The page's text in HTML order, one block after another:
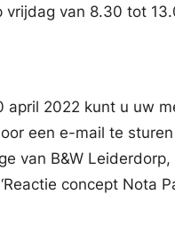
van 8.30 tot
2022 kunt u uw
een e-mail te
van B&W
concept Nota